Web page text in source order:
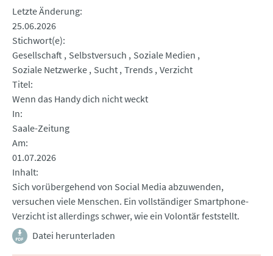
Letzte Änderung
25.06.2026
Stichwort(e)
Gesellschaft Selbstversuch
Soziale Medien
Soziale Netzwerke Sucht Trends Verzicht
Titel
Wenn das Handy dich nicht weckt
In
Saale-Zeitung
Am
01.07.2026
Inhalt
Sich vorübergehend von Social Media abzuwenden,
versuchen viele Menschen. Ein vollständiger Smartphone-
Verzicht ist allerdings schwer, wie ein Volontär feststellt.
Datei herunterladen